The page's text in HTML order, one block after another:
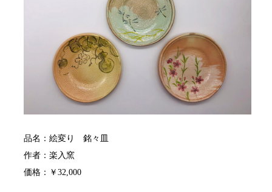
品名：絵変り 銘々皿
作者：楽入窯
価格：￥32,000